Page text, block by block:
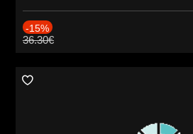
-15%
36.30€